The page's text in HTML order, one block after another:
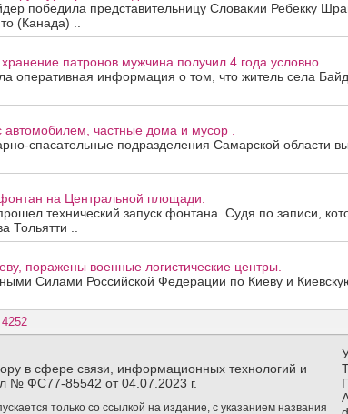
победила представительницу Словакии Ребекку
(Канада) ..
патронов мужчина получил 4 года условно .
оперативная информация о том, что житель села
частные дома и мусор .
спасательные подразделения Самарской области
на Центральной площади.
технический запуск фонтана. Судя по записи,
Тольятти ..
поражены военные логистические центры.
Силами Российской Федерации по Киеву и
4252
в сфере связи, информационных технологий и
№ ФС77-85542 от 04.07.2023 г.
только со ссылкой на издание, с указанием названия